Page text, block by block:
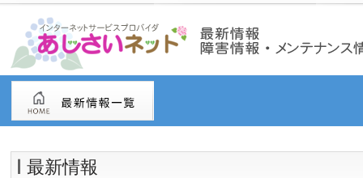
最新情報